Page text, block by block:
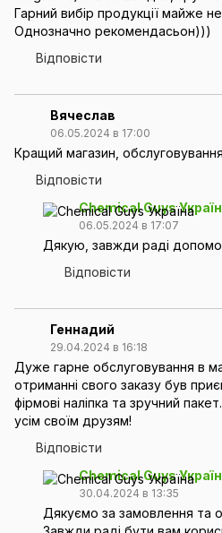
Гарний вибір продукції майже не
Однозначно рекомендасьон)))
Відповісти
Вячеслав
06.05.2024 в 17:00
Кращий магазин,
Відповісти
Chemical Guys
06.05.2024 в 17:07
Дякую, завжди раді
Відповісти
Геннадий
29.04.2024 в 16:18
Дуже гарне обслуговування в
отриманні свого заказу був
фірмові наліпка та зручний
усім своїм друзям!
Відповісти
Chemical Guys
30.04.2024 в 13:35
Дякуємо за замовлення та